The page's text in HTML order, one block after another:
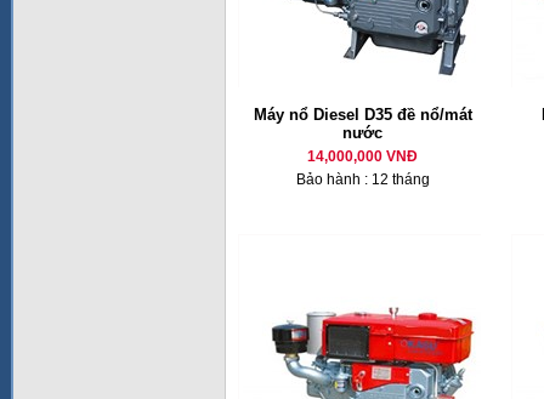
Máy nổ Diesel D35 đề nổ/mát
nước
14,000,000 VNĐ
Bảo hành : 12 tháng